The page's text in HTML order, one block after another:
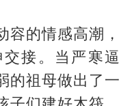
容的情感高潮，
接。当严寒逼
的祖母做出了一